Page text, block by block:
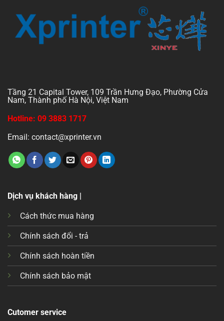
Tầng 21 Capital Tower, 109 Trần Hưng Đạo, Phường Cửa
Nam, Thành phố Hà Nội, Việt Nam
Hotline: 09 3883 1717
Email: contact@xprinter.vn
Dịch vụ khách hàng |
Cách thức mua hàng
Chính sách đổi - trả
Chính sách hoàn tiền
Chính sách bảo mật
Cutomer service